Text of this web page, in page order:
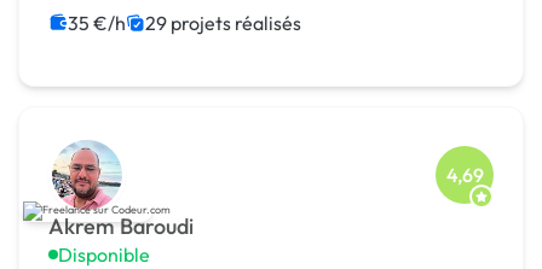
35 €/h 29 projets réalisés
Akrem Baroudi
Disponible
4,69